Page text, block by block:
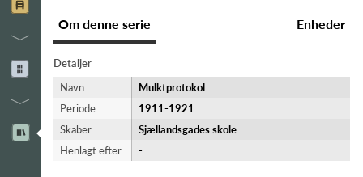
Om denne serie Enheder
Detaljer
Navn
Mulktprotokol
Periode
1911-​1921
Skaber
Sjællandsgades skole
Henlagt efter
-